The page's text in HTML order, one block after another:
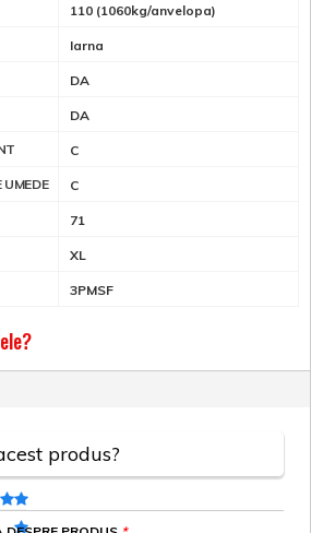
110 (1060kg/anvelopa)
Iarna
DA
DA
C
UMEDE C
71
XL
3PMSF
produs?